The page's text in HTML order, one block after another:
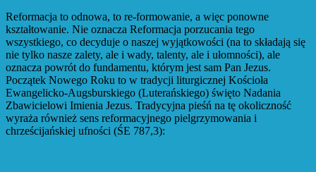
Reformacja to odnowa, to re-formowanie, a więc ponowne
kształtowanie. Nie oznacza Reformacja porzucania tego
wszystkiego, co decyduje o naszej wyjątkowości (na to składają się
nie tylko nasze zalety, ale i wady, talenty, ale i ułomności), ale
oznacza powrót do fundamentu, którym jest sam Pan Jezus.
Początek Nowego Roku to w tradycji liturgicznej Kościoła
Ewangelicko-Augsburskiego (Luterańskiego) święto Nadania
Zbawicielowi Imienia Jezus. Tradycyjna pieśń na tę okoliczność
wyraża również sens reformacyjnego pielgrzymowania i
chrześcijańskiej ufności (ŚE 787,3):